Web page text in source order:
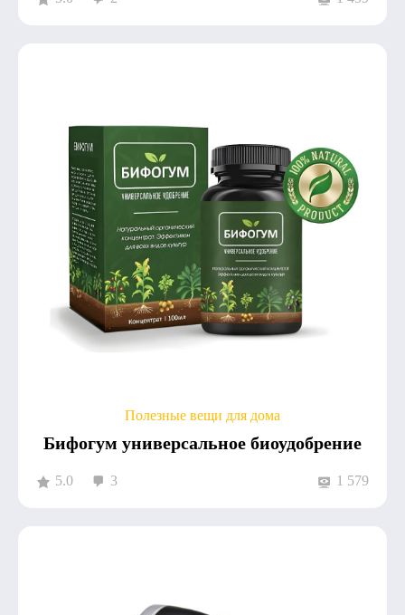
Полезные вещи для дома
Бифогум универсальное биоудобрение
5.0 3 1 579